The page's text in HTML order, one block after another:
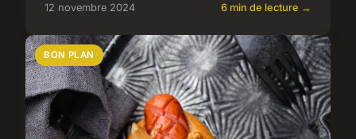
12 novembre 2024 6 min de lecture →
BON PLAN